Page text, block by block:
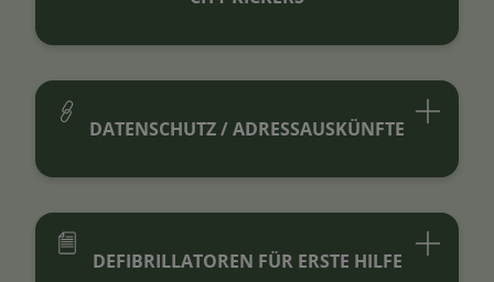
DATENSCHUTZ / ADRESSAUSKÜNFTE
DEFIBRILLATOREN FÜR ERSTE HILFE